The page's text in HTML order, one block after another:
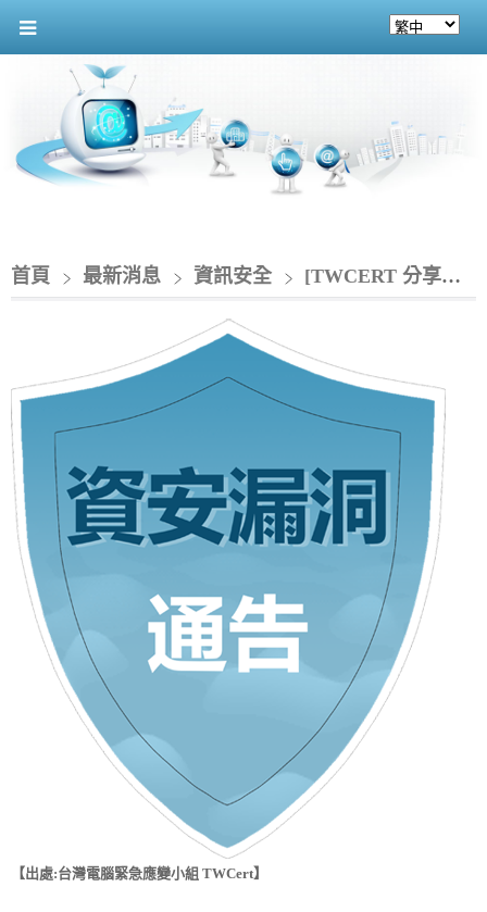
首頁 最新消息 資訊安全 [TWCERT 分享資安情資]_CISA新增6個已知遭駭客利用之漏洞至KEV目錄(2026/02/02-2026/02/08)
【出處:台灣電腦緊急應變小組 TWCert】